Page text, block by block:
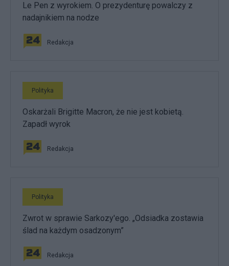
Le Pen z wyrokiem. O prezydenturę powalczy z
nadajnikiem na nodze
Redakcja
Polityka
Oskarżali Brigitte Macron, że nie jest kobietą.
Zapadł wyrok
Redakcja
Polityka
Zwrot w sprawie Sarkozy'ego. „Odsiadka zostawia
ślad na każdym osadzonym”
Redakcja